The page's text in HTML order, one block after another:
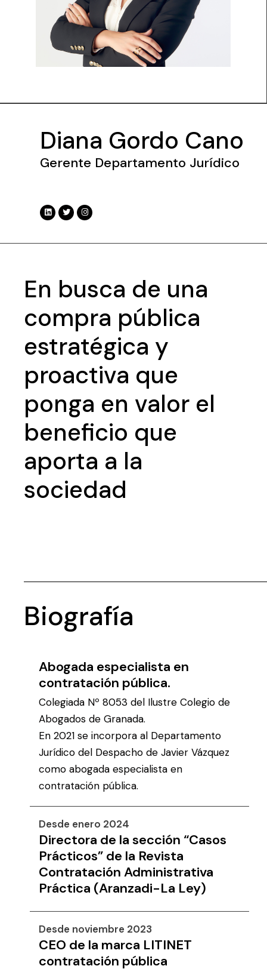
Diana Gordo Cano
Gerente Departamento Jurídico
En busca de una
compra pública
estratégica y
proactiva que
ponga en valor el
beneficio que
aporta a la
sociedad
Biografía
Abogada especialista en
contratación pública.
Colegiada Nº 8053 del Ilustre Colegio de
Abogados de Granada.
En 2021 se incorpora al Departamento
Jurídico del Despacho de Javier Vázquez
como abogada especialista en
contratación pública.
Desde enero 2024
Directora de la sección “Casos
Prácticos” de la Revista
Contratación Administrativa
Práctica (Aranzadi-La Ley)
Desde noviembre 2023
CEO de la marca LITINET
contratación pública